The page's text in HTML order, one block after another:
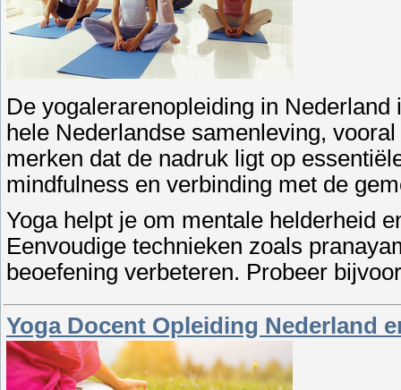
De yogalerarenopleiding in
hele Nederlandse samenleving,
merken dat de nadruk ligt op
mindfulness en verbinding met de
Yoga helpt je om mentale helderheid
Eenvoudige technieken zoals
beoefening verbeteren. Probeer
Yoga Docent Opleiding Nederland